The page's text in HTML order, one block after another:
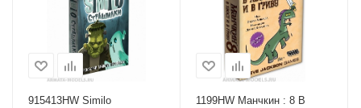
915413HW Similo
1199HW Манчкин : 8 В